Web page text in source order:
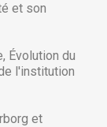
et son
Évolution du
l'institution
et